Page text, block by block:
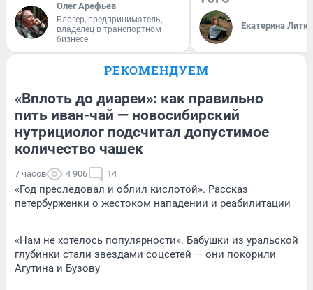
Олег Арефьев
Блогер, предприниматель,
владелец в транспортном
бизнесе
Екатерина
РЕКОМЕНДУЕМ
«Вплоть до диареи»: как правильно
пить иван-чай — новосибирский
нутрициолог подсчитал допустимое
количество чашек
7 часов 4 906 14
«Год преследовал и облил кислотой». Рассказ
петербурженки о жестоком нападении и реабилитации
«Нам не хотелось популярности». Бабушки из уральской
глубинки стали звездами соцсетей — они покорили
Агутина и Бузову